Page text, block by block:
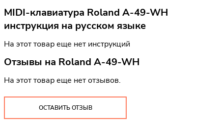
MIDI-клавиатура Roland A-49-WH
инструкция на русском языке
На этот товар еще нет инструкций
Отзывы на Roland A-49-WH
На этот товар еще нет отзывов.
ОСТАВИТЬ ОТЗЫВ